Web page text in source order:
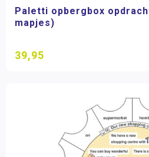
Paletti opbergbox
mapjes)
39,95